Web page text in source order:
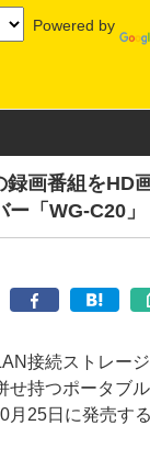
Powered by
ドウェア
画番組をHD
「WG-C20」
接続ストレー
せ持つポータブ
月25日に発売す